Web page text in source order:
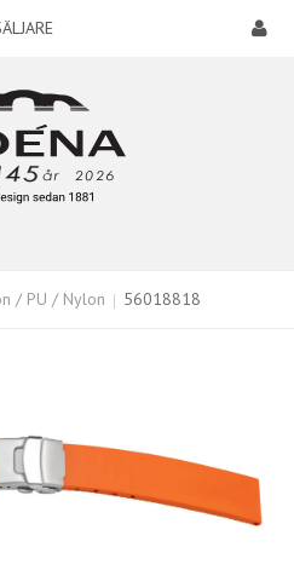
/ PU / Nylon 56018818